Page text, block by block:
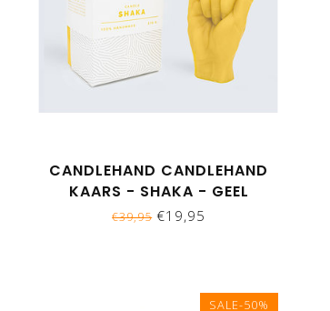
CANDLEHAND CANDLEHAND
KAARS - SHAKA - GEEL
€39,95€19,95
SALE-50%